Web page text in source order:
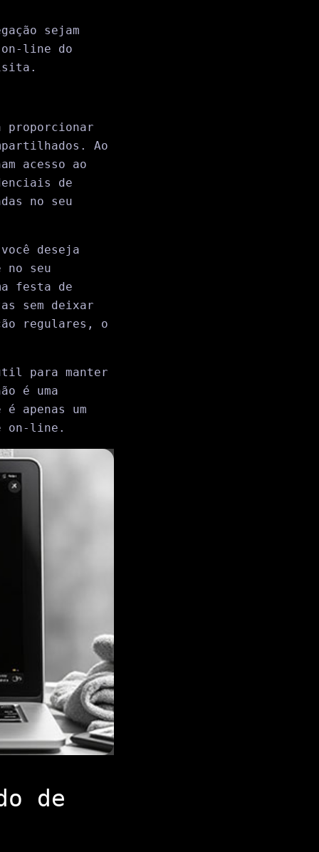
sejam
line do
proporcionar
Ao
acesso ao
de
no seu
deseja
no seu
festa de
sem deixar
regulares, o
útil para manter
é uma
apenas um
on-line.
de